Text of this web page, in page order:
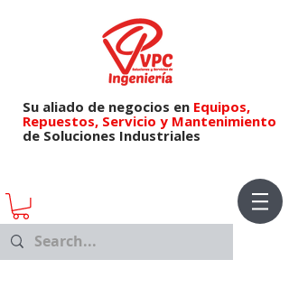
Su aliado de negocios en Equipos,
Repuestos, Servicio y Mantenimiento
de Soluciones Industriales